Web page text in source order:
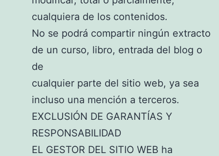
cualquiera de los contenidos.
No se podrá compartir ningún extracto
de un curso, libro, entrada del blog o
de
cualquier parte del sitio web, ya sea
incluso una mención a terceros.
EXCLUSIÓN DE GARANTÍAS Y
RESPONSABILIDAD
EL GESTOR DEL SITIO WEB ha